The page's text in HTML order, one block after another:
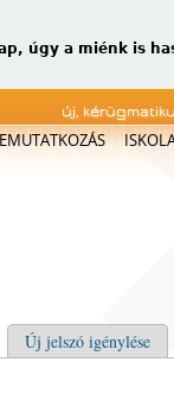
úgy a miénk is
új,
fül)
Új jelszó igénylése